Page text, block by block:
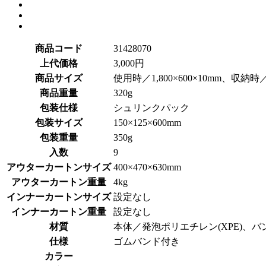
商品コード
31428070
上代価格
3,000円
商品サイズ
使用時／1,800×600×10mm、収納時
商品重量
320g
包装仕様
シュリンクパック
包装サイズ
150×125×600mm
包装重量
350g
入数
9
アウターカートンサイズ 400×470×630mm
アウターカートン重量
4kg
インナーカートンサイズ 設定なし
インナーカートン重量
設定なし
材質
本体／発泡ポリエチレン(XPE)、バ
仕様
ゴムバンド付き
カラー